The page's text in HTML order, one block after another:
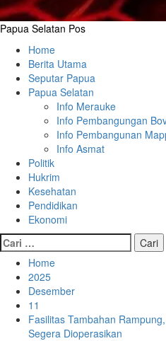
Papua Selatan Pos
Home
Berita Utama
Seputar Papua
Papua Selatan
Info Merauke
Info Pembangungan
Info Pembangunan
Info Asmat
Politik
Hukrim
Kesehatan
Pendidikan
Ekonomi
Cari
untuk:
Home
2025
Desember
11
Fasilitas Tambahan
Segera Dioperasikan